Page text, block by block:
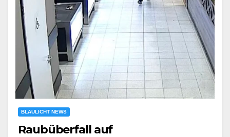
BLAULICHT NEWS
Raubüberfall auf